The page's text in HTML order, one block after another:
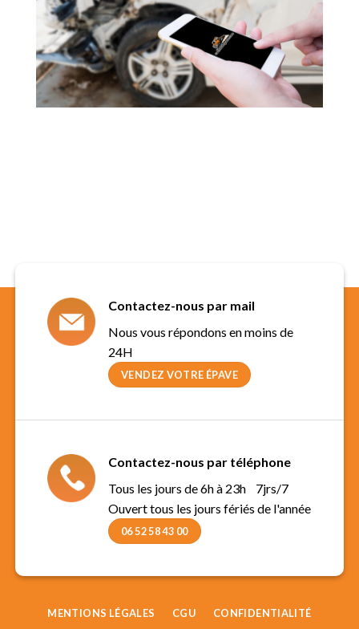
Contactez-nous par mail
Nous vous répondons en moins de
24H
VENDEZ VOTRE ÉPAVE
Contactez-nous par téléphone
Tous les jours de 6h à 23h 7jrs/7
Ouvert tous les jours fériés de l'année
06 52 58 43 00
MENTIONS LÉGALES CGU CONFIDENTIALITÉ